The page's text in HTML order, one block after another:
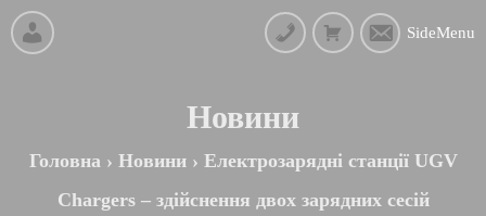
SideMenu
Новини
Головна › Новини› Електрозарядні станції UGV
Chargers – здійснення двох зарядних сесій